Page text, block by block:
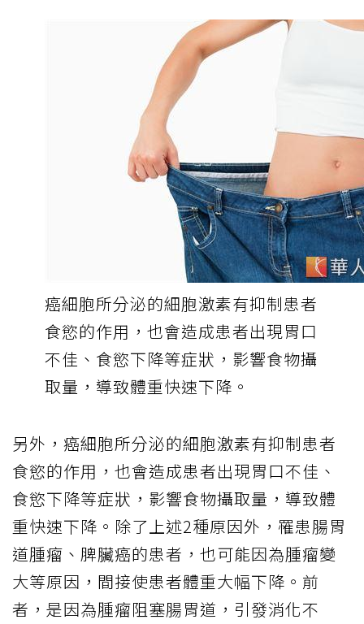
癌細胞所分泌的細胞激素有抑制患者
食慾的作用，也會造成患者出現胃口
不佳、食慾下降等症狀，影響食物攝
取量，導致體重快速下降。
另外，癌細胞所分泌的細胞激素有抑制患者
食慾的作用，也會造成患者出現胃口不佳、
食慾下降等症狀，影響食物攝取量，導致體
重快速下降。除了上述2種原因外，罹患腸胃
道腫瘤、脾臟癌的患者，也可能因為腫瘤變
大等原因，間接使患者體重大幅下降。前
者，是因為腫瘤阻塞腸胃道，引發消化不